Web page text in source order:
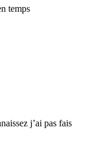
temps
j’ai pas fais